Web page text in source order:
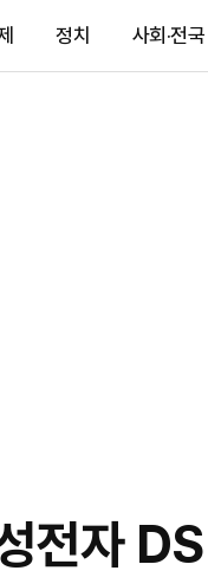
정치 사회·전국
전자